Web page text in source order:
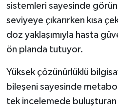
sistemleri sayesinde
seviyeye çıkarırken kısa
doz yaklaşımıyla hasta
ön planda tutuyor.
Yüksek çözünürlüklü
bileşeni sayesinde
tek incelemede